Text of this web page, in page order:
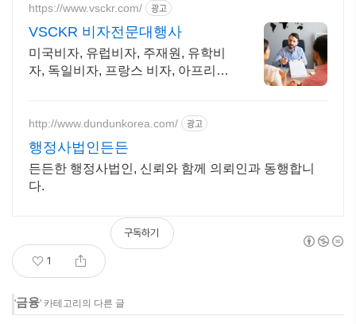
https://www.vsckr.com/ 광고
VSCKR 비자전문대행사
미국비자, 유럽비자, 주재원, 유학비
자, 독일비자, 프랑스 비자, 아프리카
http://www.dundunkorea.com/ 광고
행정사법인든든
든든한 행정사법인, 신뢰와 함께 의뢰인과 동행합니
다.
1
구독하기
'금융' 카테고리의 다른 글